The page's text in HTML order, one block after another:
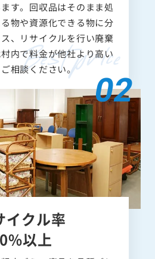
す。回収品はそのまま処
物や資源化できる物に分
、リサイクルを行い廃棄
内で料金が他社より高い
相談ください。
イクル率
以上